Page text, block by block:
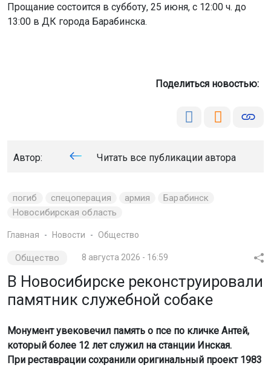
Прощание состоится в субботу, 25 июня, с 12:00 ч. до
13:00 в ДК города Барабинска.
Поделиться новостью:
Автор: Читать все публикации автора
погиб спецоперация армия
Барабинск
Новосибирская область
Главная Новости Общество
Общество 8 августа 2026 - 16:59
В Новосибирске реконструировали
памятник служебной собаке
Монумент увековечил память о псе по кличке Антей,
который более 12 лет служил на станции Инская.
При реставрации сохранили оригинальный проект 1983